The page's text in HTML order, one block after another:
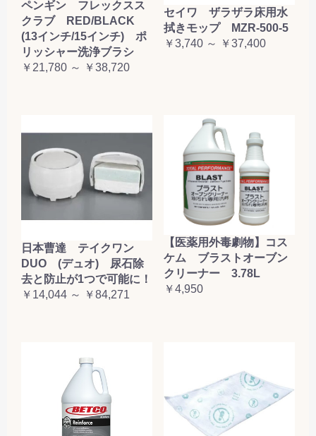
ペンギン フレックスス
クラブ RED/BLACK
(13インチ/15インチ) ポ
リッシャー洗浄ブラシ
￥21,780 ～ ￥38,720
セイワ ザラザラ床用水
拭きモップ MZR-500-5
￥3,740 ～ ￥37,400
日本曹達 テイクワン
DUO (デュオ) 尿石除
去と防止が1つで可能に！
￥14,044 ～ ￥84,271
【医薬用外毒劇物】コス
ケム ブラストオーブン
クリーナー 3.78L
￥4,950